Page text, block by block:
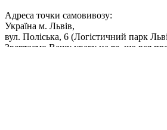
Адреса точки самовивозу:
Україна м. Львів,
вул. Поліська, 6 (Логістичний парк
Звертаємо Вашу увагу на те, що вся